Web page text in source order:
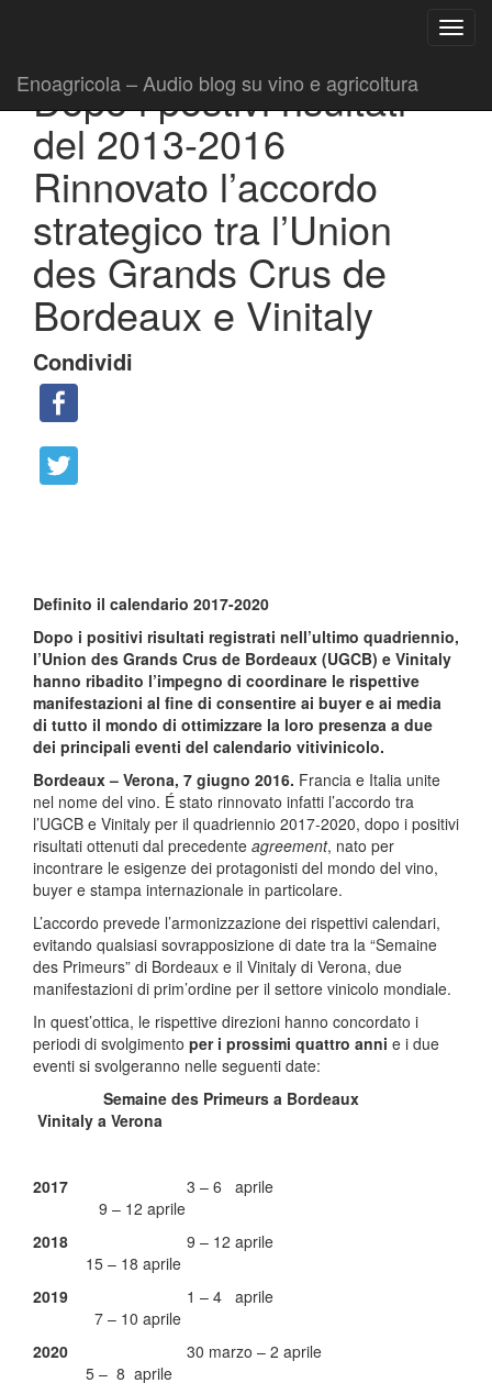
Enoagricola – Audio blog su vino e agricoltura
Dopo i postivi risultati
del 2013-2016
Rinnovato l’accordo
strategico tra l’Union
des Grands Crus de
Bordeaux e Vinitaly
Condividi
Definito il calendario 2017-2020
Dopo i positivi risultati registrati nell’ultimo quadriennio,
l’Union des Grands Crus de Bordeaux (UGCB) e Vinitaly
hanno ribadito l’impegno di coordinare le rispettive
manifestazioni al fine di consentire ai buyer e ai media
di tutto il mondo di ottimizzare la loro presenza a due
dei principali eventi del calendario vitivinicolo.
Bordeaux – Verona, 7 giugno 2016. Francia e Italia unite
nel nome del vino. É stato rinnovato infatti l’accordo tra
l’UGCB e Vinitaly per il quadriennio 2017-2020, dopo i positivi
risultati ottenuti dal precedente agreement, nato per
incontrare le esigenze dei protagonisti del mondo del vino,
buyer e stampa internazionale in particolare.
L’accordo prevede l’armonizzazione dei rispettivi calendari,
evitando qualsiasi sovrapposizione di date tra la “Semaine
des Primeurs” di Bordeaux e il Vinitaly di Verona, due
manifestazioni di prim’ordine per il settore vinicolo mondiale.
In quest’ottica, le rispettive direzioni hanno concordato i
periodi di svolgimento per i prossimi quattro anni e i due
eventi si svolgeranno nelle seguenti date:
Semaine des Primeurs a Bordeaux
Vinitaly a Verona
2017 3 – 6 aprile
9 – 12 aprile
2018 9 – 12 aprile
15 – 18 aprile
2019 1 – 4 aprile
7 – 10 aprile
2020 30 marzo – 2 aprile
5 – 8 aprile